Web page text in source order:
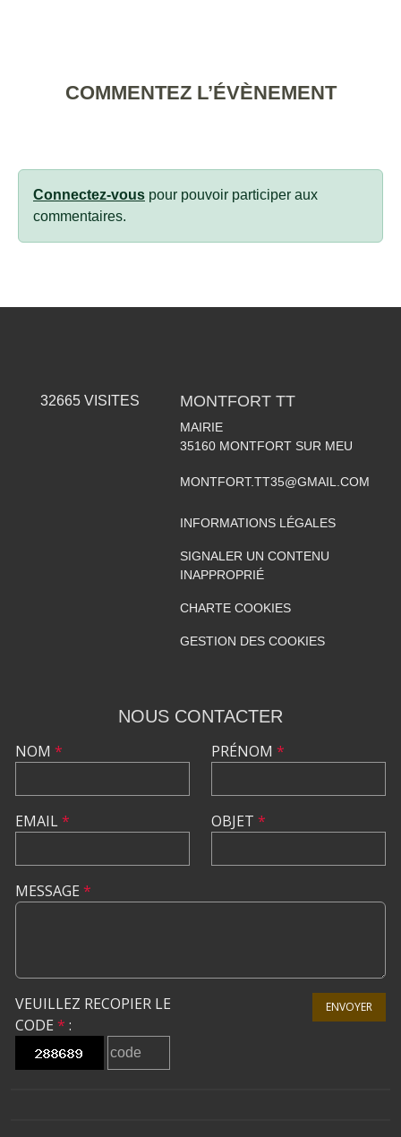
COMMENTEZ L’ÉVÈNEMENT
Connectez-vous pour pouvoir participer aux
commentaires.
32665VISITES MONTFORT TT
MAIRIE
35160 MONTFORT SUR MEU
MONTFORT.TT35@GMAIL.COM
INFORMATIONS LÉGALES
SIGNALER UN CONTENU
INAPPROPRIÉ
CHARTE COOKIES
GESTION DES COOKIES
NOUS CONTACTER
NOM *
EMAIL*
PRÉNOM *
OBJET *
MESSAGE *
VEUILLEZ RECOPIER LE
CODE * :
ENVOYER